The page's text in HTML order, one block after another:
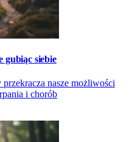
gubiąc siebie
nasze możliwości
i chorób